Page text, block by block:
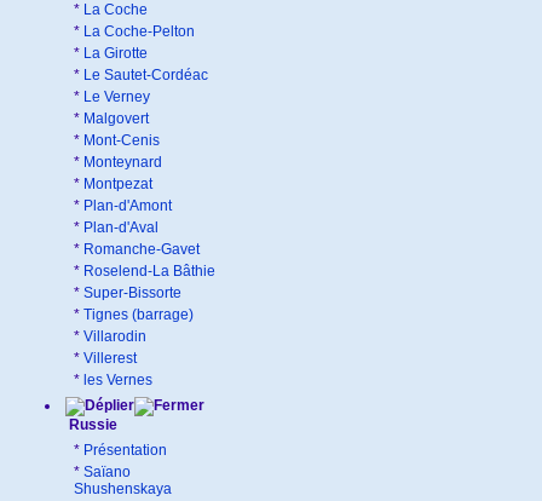
* La Coche
* La Coche-Pelton
* La Girotte
* Le Sautet-Cordéac
* Le Verney
* Malgovert
* Mont-Cenis
* Monteynard
* Montpezat
* Plan-d'Amont
* Plan-d'Aval
* Romanche-Gavet
* Roselend-La Bâthie
* Super-Bissorte
* Tignes (barrage)
* Villarodin
* Villerest
* les Vernes
Russie
* Présentation
* Saïano
Shushenskaya